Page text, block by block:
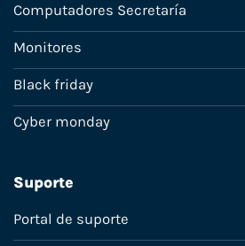
Computadores Secretaría
Monitores
Black friday
Cyber monday
Suporte
Portal de suporte